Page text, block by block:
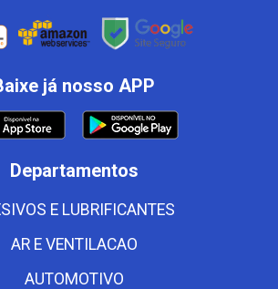
já nosso APP
Departamentos
E LUBRIFICANTES
AR E VENTILACAO
AUTOMOTIVO